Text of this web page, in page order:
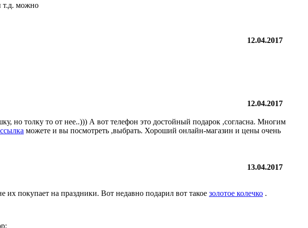
т.д. можно
12.04.2017
12.04.2017
но толку то от нее..))) А вот телефон это достойный подарок ,согласна. Многим
можете и вы посмотреть ,выбрать. Хороший онлайн-магазин и цены очень
13.04.2017
покупает на праздники. Вот недавно подарил вот такое золотое колечко .